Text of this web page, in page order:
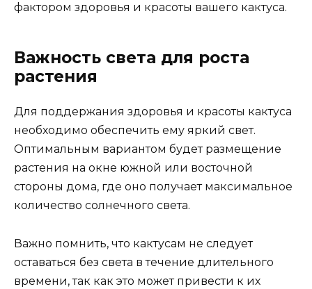
фактором здоровья и красоты вашего кактуса.
Важность света для роста
растения
Для поддержания здоровья и красоты кактуса
необходимо обеспечить ему яркий свет.
Оптимальным вариантом будет размещение
растения на окне южной или восточной
стороны дома, где оно получает максимальное
количество солнечного света.
Важно помнить, что кактусам не следует
оставаться без света в течение длительного
времени, так как это может привести к их